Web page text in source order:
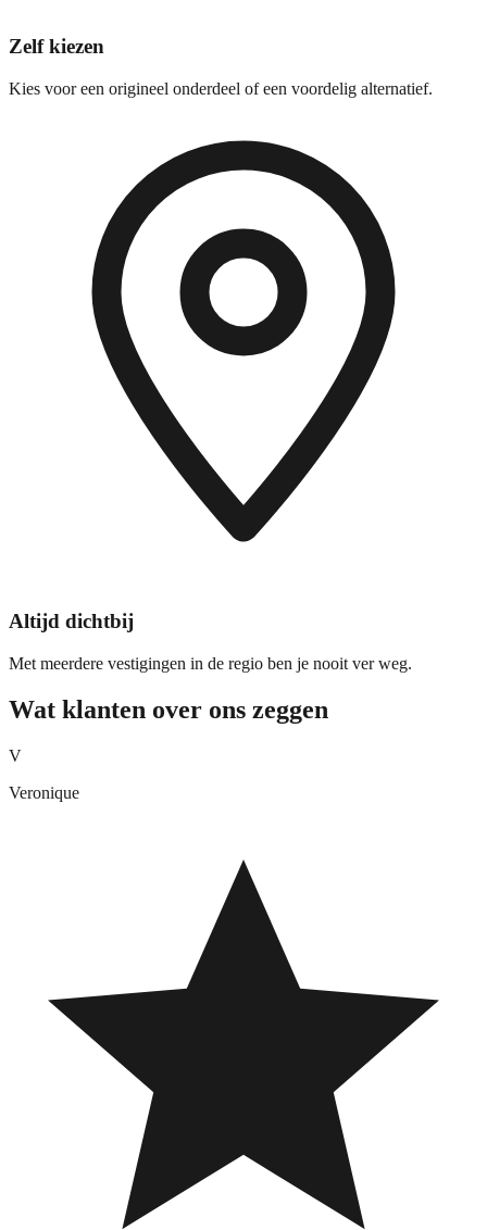
Zelf kiezen
Kies voor een origineel onderdeel of een voordelig alternatief.
Altijd dichtbij
Met meerdere vestigingen in de regio ben je nooit ver weg.
Wat klanten over ons zeggen
V
Veronique